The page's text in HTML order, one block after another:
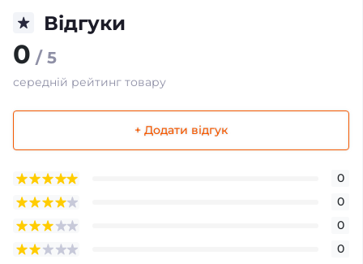
Відгуки
0 / 5
середній рейтинг товару
+ Додати відгук
0
0
0
0